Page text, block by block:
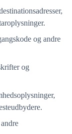
og andre
og